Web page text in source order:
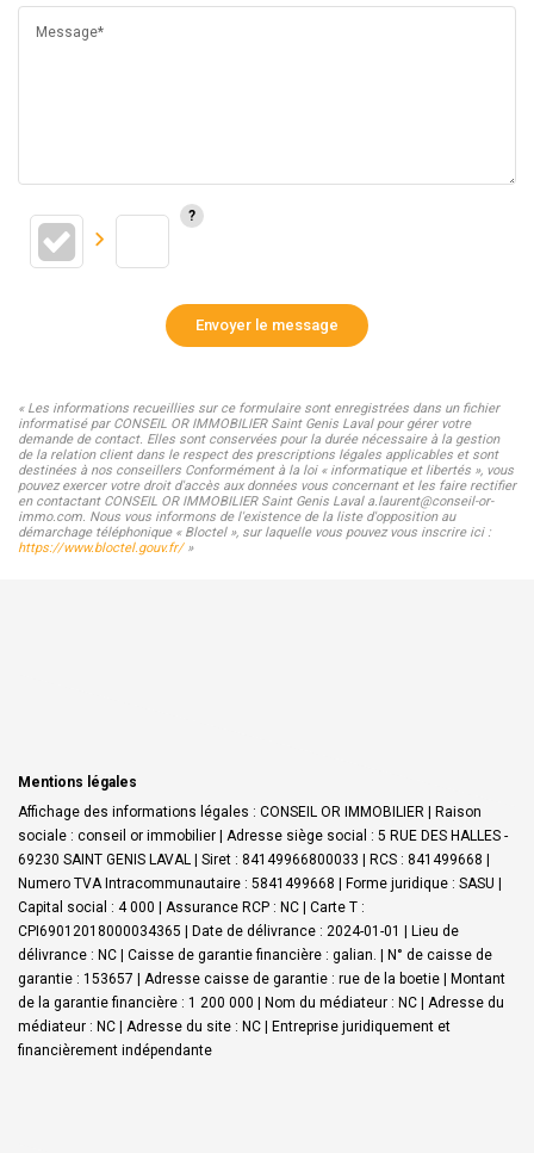
Message*
Envoyer le message
« Les informations recueillies sur ce formulaire sont enregistrées dans un fichier
informatisé par CONSEIL OR IMMOBILIER Saint Genis Laval pour gérer votre
demande de contact. Elles sont conservées pour la durée nécessaire à la gestion
de la relation client dans le respect des prescriptions légales applicables et sont
destinées à nos conseillers Conformément à la loi « informatique et libertés », vous
pouvez exercer votre droit d'accès aux données vous concernant et les faire rectifier
en contactant CONSEIL OR IMMOBILIER Saint Genis Laval a.laurent@conseil-or-
immo.com. Nous vous informons de l'existence de la liste d'opposition au
démarchage téléphonique « Bloctel », sur laquelle vous pouvez vous inscrire ici :
https://www.bloctel.gouv.fr/»
Mentions légales
Affichage des informations légales : CONSEIL OR IMMOBILIER | Raison
sociale : conseil or immobilier | Adresse siège social : 5 RUE DES HALLES -
69230 SAINT GENIS LAVAL | Siret : 84149966800033 | RCS : 841499668 |
Numero TVA Intracommunautaire : 5841499668 | Forme juridique : SASU |
Capital social : 4 000 | Assurance RCP : NC | Carte T :
CPI69012018000034365 | Date de délivrance : 2024-01-01 | Lieu de
délivrance : NC | Caisse de garantie financière : galian. | N° de caisse de
garantie : 153657 | Adresse caisse de garantie : rue de la boetie | Montant
de la garantie financière : 1 200 000 | Nom du médiateur : NC | Adresse du
médiateur : NC | Adresse du site : NC | Entreprise juridiquement et
financièrement indépendante